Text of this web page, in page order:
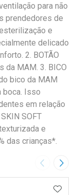
para não
prendedores de
e
delicado
2. BOTÃO
da MAM. 3. BICO
bico da MAM
boca. Isso
em relação
SOFT
e
das crianças*.
Imagem
FAVORITOS